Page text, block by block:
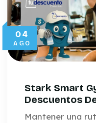
04
AGO
Stark Smart
Descuentos
Mantener una